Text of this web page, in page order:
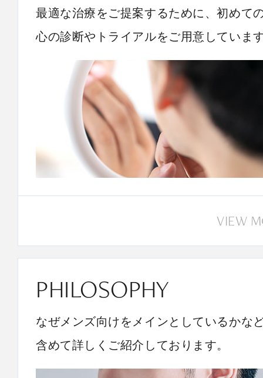
最適な治療をご提案するために、初めて
心の診断やトライアルをご用意していま
VIEW
PHILOSOPHY
なぜメンズ向けをメインとしているかな
含めて詳しくご紹介しております。